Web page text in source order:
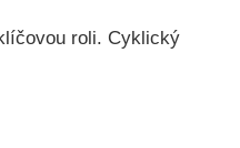
roli. Cyklický